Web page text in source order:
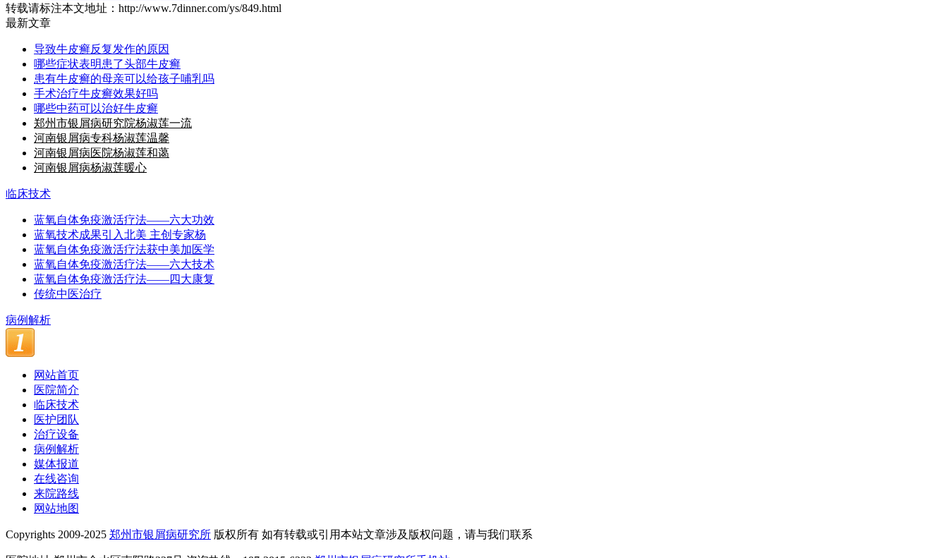
转载请标注本文地址： http://www.7dinner.com/ys/849.html
最新文章
导致牛皮癣反复发作的原因
哪些症状表明患了头部牛皮癣
患有牛皮癣的母亲可以给孩子哺乳吗
手术治疗牛皮癣效果好吗
哪些中药可以治好牛皮癣
郑州市银屑病研究院杨淑莲一流
河南银屑病专科杨淑莲温馨
河南银屑病医院杨淑莲和蔼
河南银屑病杨淑莲暖心
临床技术
蓝氧自体免疫激活疗法——六大功效
蓝氧技术成果引入北美 主创专家杨
蓝氧自体免疫激活疗法获中美加医学
蓝氧自体免疫激活疗法——六大技术
蓝氧自体免疫激活疗法——四大康复
传统中医治疗
病例解析
网站首页
医院简介
临床技术
医护团队
治疗设备
病例解析
媒体报道
在线咨询
来院路线
网站地图
Copyrights 2009-2025 郑州市银屑病研究所 版权所有 如有转载或引用本站文章涉及版权问题，请与我们联系